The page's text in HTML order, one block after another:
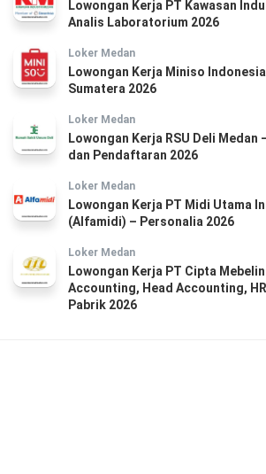
Lowongan Kerja PT Kawasan
Analis Laboratorium 2026
Loker Medan
Lowongan Kerja Miniso
Sumatera 2026
Loker Medan
Lowongan Kerja RSU Deli Medan
dan Pendaftaran 2026
Loker Medan
Lowongan Kerja PT Midi Utama
(Alfamidi) – Personalia 2026
Loker Medan
Lowongan Kerja PT Cipta
Accounting, Head Accounting,
Pabrik 2026